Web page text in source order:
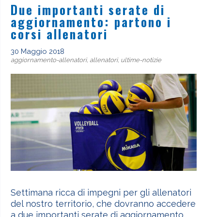
Due importanti serate di
aggiornamento: partono i
corsi allenatori
30 Maggio 2018
aggiornamento-allenatori, allenatori, ultime-notizie
Settimana ricca di impegni per gli allenatori
del nostro territorio, che dovranno accedere
a due importanti serate di aggiornamento